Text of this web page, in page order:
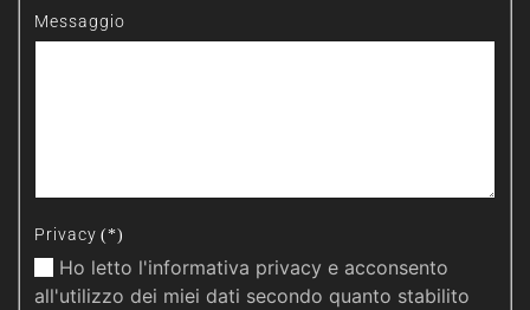
Messaggio
Privacy (*)
Ho letto l'informativa privacy e acconsento
all'utilizzo dei miei dati secondo quanto stabilito